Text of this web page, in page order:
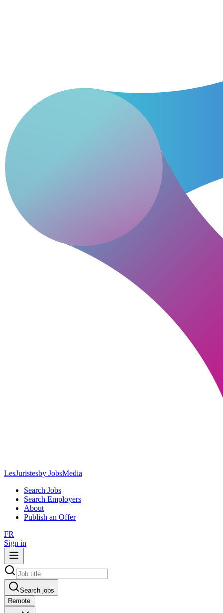
LesJuristesby JobsMedia
Search Jobs
Search Employers
About
Publish an Offer
FR
Sign in
Search jobs
Remote